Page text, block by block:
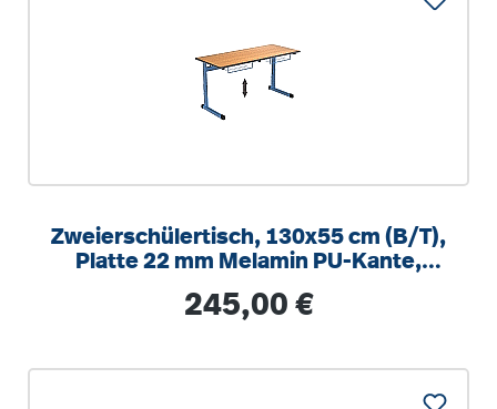
Zweierschülertisch, 130x55 cm (B/T),
Platte 22 mm Melamin PU-Kante,
Regulärer Preis:
245,00 €